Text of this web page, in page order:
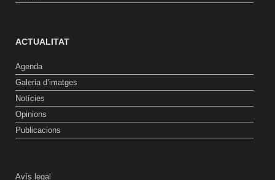
ACTUALITAT
Agenda
Galeria d’imatges
Notícies
Opinions
Publicacions
Avís legal